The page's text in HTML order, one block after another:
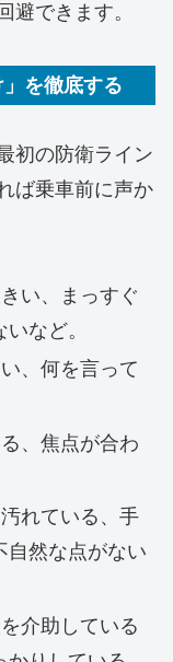
避できます。
を徹底する
初の防衛ライン
ば乗車前に声か
い、まっすぐ
など。
、何を言って
、焦点が合わ
れている、手
自然な点がない
介助している